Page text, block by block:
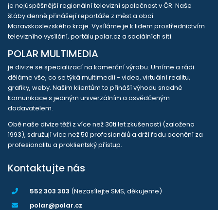
je nejúspěšnější regionální televizní společnost v ČR. Naše
štáby denně přinášejí reportáže z měst a obcí
Moravskoslezského kraje. Vysíláme je k lidem prostřednictvím
televizního vysílání, portálu polar.cz a sociálních sítí.
POLAR MULTIMEDIA
je divize se specializací na komerční výrobu. Umíme a rádi
děláme vše, co se týká multimedií - videa, virtuální realitu,
grafiky, weby. Našim klientům to přináší výhodu snadné
komunikace s jediným univerzálním a osvědčeným
dodavatelem.
Obě naše divize těží z více než 30ti let zkušeností (založeno
1993), sdružují více než 50 profesionálů a drží řadu ocenění za
profesionalitu a proklientský přístup.
Kontaktujte nás
552 303 303 (Nezasílejte SMS, děkujeme)
polar@polar.cz